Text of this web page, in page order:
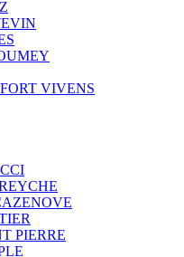
VIVENS
PIERRE